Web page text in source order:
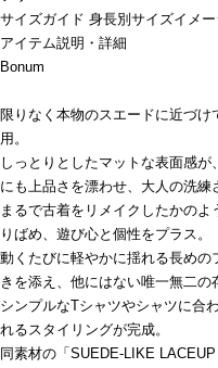
サイズガイド 身長別サイズイメー
アイテム説明・詳細
Bonum
限りなく本物のスエードに近づ
用。
しっとりとしたマットな表面感
にも上品さを漂わせ、大人の洗練
まるで古着をリメイクしたかの
りばめ、遊び心と個性をプラス。
動くたびに軽やかに揺れる長め
きを添え、他にはない唯一無二の
シンプルなTシャツやシャツに合
れるスタイリングが完成。
同素材の「SUEDE-LIKE